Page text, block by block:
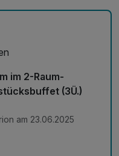
im 2-Raum-
(3Ü.)
am 23.06.2025